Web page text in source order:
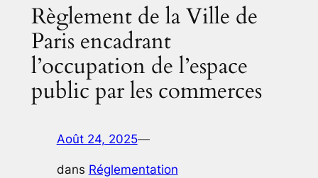
Règlement de la Ville de
Paris encadrant
l’occupation de l’espace
public par les commerces
Août 24, 2025—
dans Réglementation